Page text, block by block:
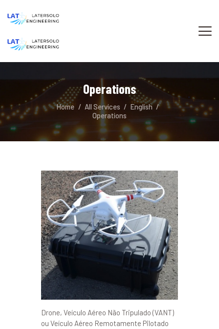
Operations
Home All Services
English
Operations
ABOUT LATERSOLO ENGINEERING
BUSINESS AREAS
CONTACT
Drone, Veículo Aéreo Não Tripulado (VANT)
ou Veículo Aéreo Remotamente Pilotado